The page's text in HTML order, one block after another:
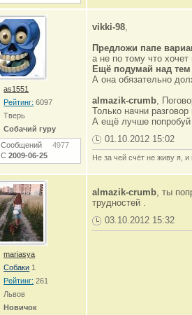
as1551
Рейтинг: 6097
Тверь
Собачий гуру
Сообщений4977
С2009-06-25
vikki-98,
Предложи папе
а не по тому что
Ещё подумай над тем
А она обязательно
almazik-crumb,
Только начни
А ещё лучше попробуй
01.10.2012 15:02
Не за чей счёт не живу я,
mariasya
Собаки 1
Рейтинг: 261
Львов
Новичок
almazik-crumb, ты
трудностей .
03.10.2012 15:32